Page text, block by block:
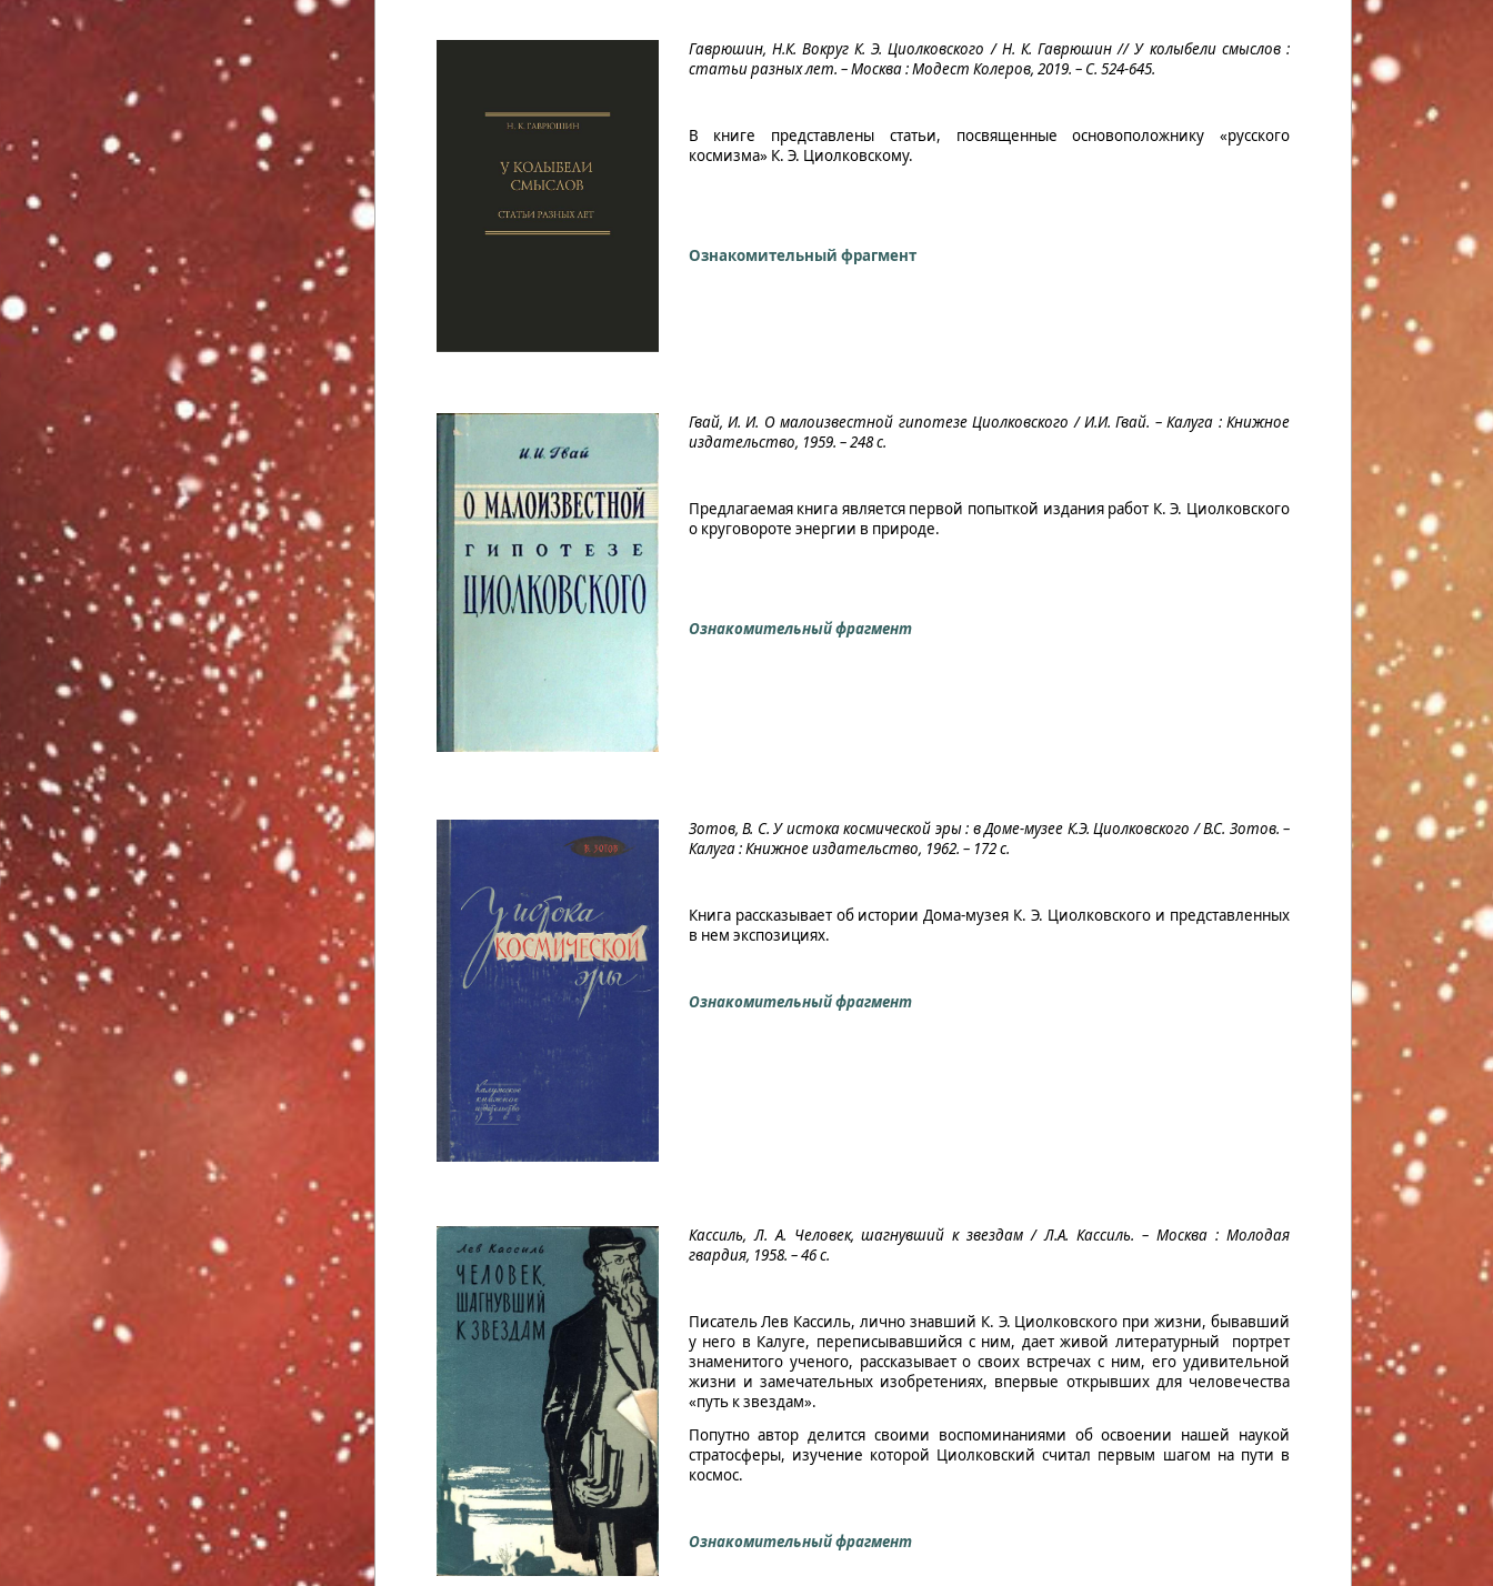
Гаврюшин, Н.К. Вокруг К. Э. Циолковского / Н. К. Гаврюшин // У колыбели смыслов :
статьи разных лет. – Москва : Модест Колеров, 2019. – С. 524-645.
В книге представлены статьи, посвященные основоположнику «русского
космизма» К. Э. Циолковскому.
Ознакомительный фрагмент
Гвай, И. И. О малоизвестной гипотезе Циолковского / И.И. Гвай. – Калуга : Книжное
издательство, 1959. – 248 с.
Предлагаемая книга является первой попыткой издания работ К. Э. Циолковского
о круговороте энергии в природе.
Ознакомительный фрагмент
Зотов, В. С. У истока космической эры : в Доме-музее К.Э. Циолковского / В.С. Зотов. –
Калуга : Книжное издательство, 1962. – 172 с.
Книга рассказывает об истории Дома-музея К. Э. Циолковского и представленных
в нем экспозициях.
Ознакомительный фрагмент
Кассиль, Л. А. Человек, шагнувший к звездам / Л.А. Кассиль. – Москва : Молодая
гвардия, 1958. – 46 с.
Писатель Лев Кассиль, лично знавший К. Э. Циолковского при жизни, бывавший
у него в Калуге, переписывавшийся с ним, дает живой литературный портрет
знаменитого ученого, рассказывает о своих встречах с ним, его удивительной
жизни и замечательных изобретениях, впервые открывших для человечества
«путь к звездам».
Попутно автор делится своими воспоминаниями об освоении нашей наукой
стратосферы, изучение которой Циолковский считал первым шагом на пути в
космос.
Ознакомительный фрагмент